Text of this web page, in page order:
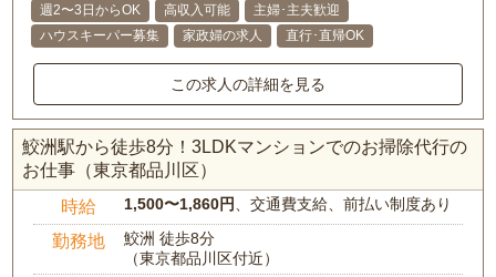
週2〜3日からOK 高収入可能
主婦･主夫歓迎
ハウスキーパー募集
家政婦の求人 直行･直帰OK
この求人の詳細を見る
鮫洲駅から徒歩8分！3LDKマンションでのお掃除代行の
お仕事（東京都品川区）
時給 1,500〜1,860円 、交通費支給、前払い制度あり
勤務地
鮫洲 徒歩8分
（東京都品川区付近）